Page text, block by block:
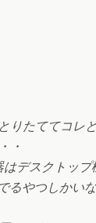
りたててコレ
・
はデスクトップ
るやつしかい